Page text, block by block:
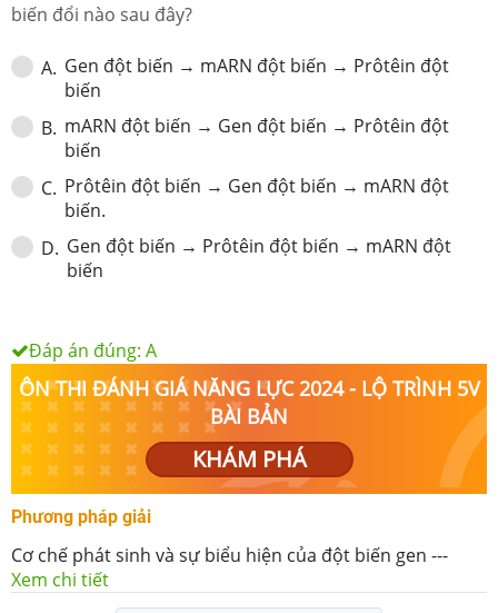
biến đổi nào sau đây?
A. Gen đột biến → mARN đột biến → Prôtêin đột
biến
B. mARN đột biến → Gen đột biến → Prôtêin đột
biến
C. Prôtêin đột biến → Gen đột biến → mARN đột
biến.
D. Gen đột biến → Prôtêin đột biến → mARN đột
biến
Đáp án đúng: A
ÔN THI ĐÁNH GIÁ NĂNG LỰC 2024 - LỘ TRÌNH 5V
BÀI BẢN
KHÁM PHÁ
Phương pháp giải
Cơ chế phát sinh và sự biểu hiện của đột biến gen ---
Xem chi tiết